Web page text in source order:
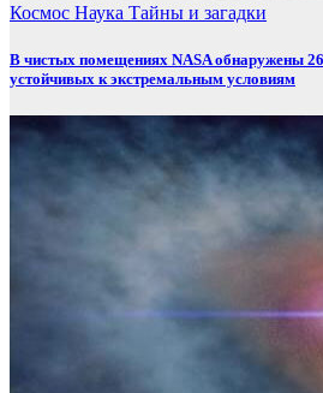
Космос Наука Тайны и загадки
В чистых помещениях NASA обнаружены
устойчивых к экстремальным условиям